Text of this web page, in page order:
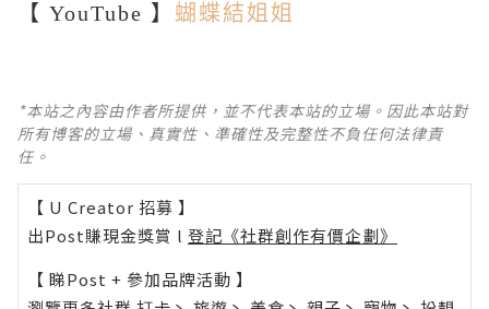
【 YouTube 】 蝴蝶結姐姐
*本站之內容由作者所提供，並不代表本站的立場。因此本站對
所有博客的立場、真實性、準確性及完整性不負任何法律責
任。
【 U Creator 招募 】
出Post賺現金獎賞 l 登記《社群創作有價企劃》
【 睇Post + 參加品牌活動 】